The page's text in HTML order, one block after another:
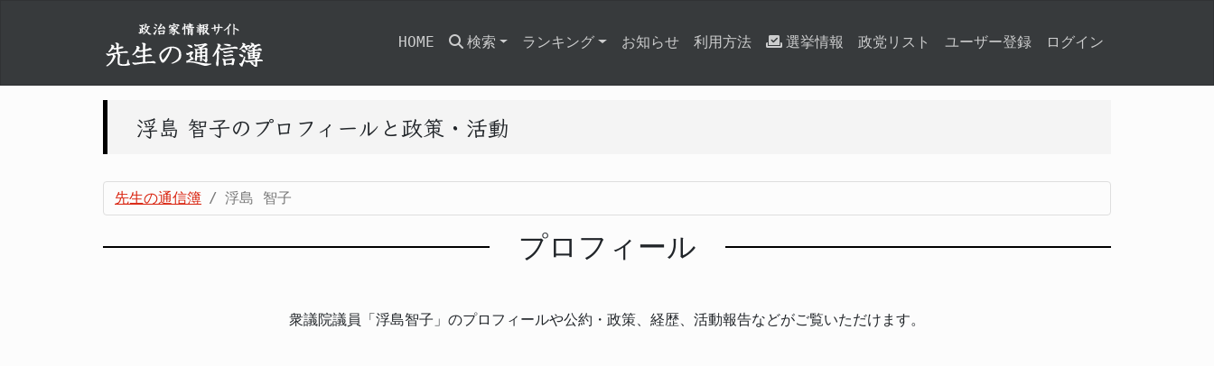
HOME 検索 ランキング お知らせ 利用方法 選挙情報 政党リスト ユーザー登録 ログイン
浮島 智子のプロフィールと政策・活動
先生の通信簿 浮島 智子
プロフィール
衆議院議員「浮島智子」のプロフィールや公約・政策、経歴、活動報告などがご覧いただけます。